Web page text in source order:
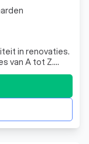
in renovaties.
van A tot Z.
u een